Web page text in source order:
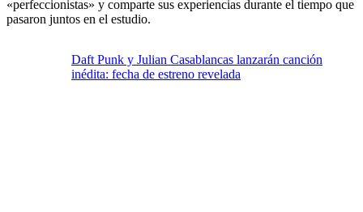
«perfeccionistas» y comparte sus experiencias durante el tiempo que
pasaron juntos en el estudio.
Daft Punk y Julian Casablancas lanzarán canción
inédita: fecha de estreno revelada